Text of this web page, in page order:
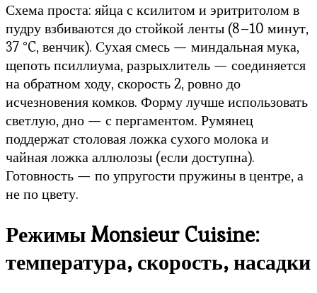
Схема проста: яйца с ксилитом и эритритолом в
пудру взбиваются до стойкой ленты (8–10 минут,
37 °C, венчик). Сухая смесь — миндальная мука,
щепоть псиллиума, разрыхлитель — соединяется
на обратном ходу, скорость 2, ровно до
исчезновения комков. Форму лучше использовать
светлую, дно — с пергаментом. Румянец
поддержат столовая ложка сухого молока и
чайная ложка аллюлозы (если доступна).
Готовность — по упругости пружины в центре, а
не по цвету.
Режимы Monsieur Cuisine:
температура, скорость, насадки